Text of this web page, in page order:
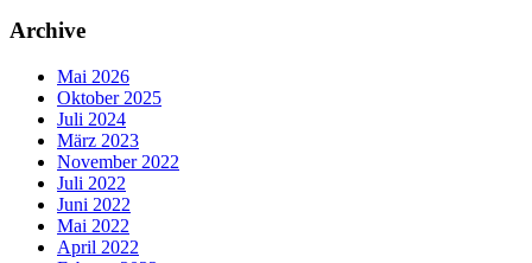
Archive
Mai 2026
Oktober 2025
Juli 2024
März 2023
November 2022
Juli 2022
Juni 2022
Mai 2022
April 2022